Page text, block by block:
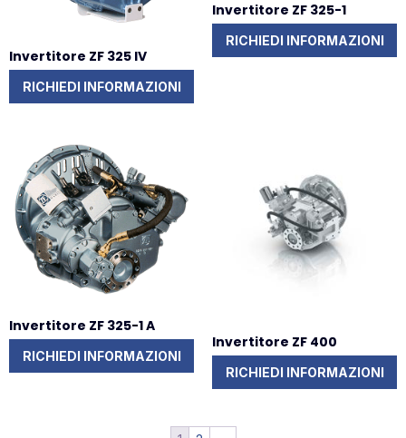
Invertitore ZF 325 IV
RICHIEDI INFORMAZIONI
Invertitore ZF 325-1
RICHIEDI INFORMAZIONI
Invertitore ZF 325-1 A
RICHIEDI INFORMAZIONI
Invertitore ZF 400
RICHIEDI INFORMAZIONI